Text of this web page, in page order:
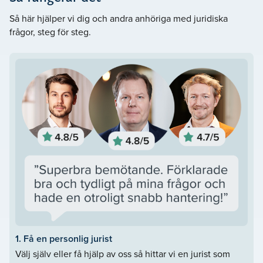
Så här hjälper vi dig och andra anhöriga med juridiska
frågor, steg för steg.
1. Få en personlig jurist
Välj själv eller få hjälp av oss så hittar vi en jurist som